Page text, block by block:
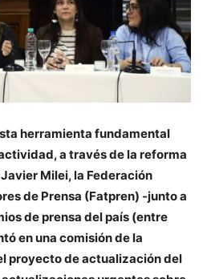
herramienta fundamental
a través de la reforma
Milei, la Federación
de Prensa (Fatpren) -junto a
de prensa del país (entre
en una comisión de la
proyecto de actualización del